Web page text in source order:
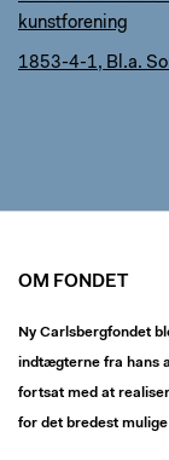
kunstforening
1853-4-1, Bl.a.
OM FONDET
Ny Carlsbergfondet
indtægterne fra hans
fortsat med at
for det bredest